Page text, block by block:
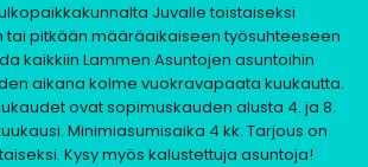
Juvalle toistaiseksi
pitkään määräaikaiseen työsuhteeseen
kaikkiin Lammen Asuntojen asuntoihin
aikana kolme vuokravapaata kuukautta.
ovat sopimuskauden alusta 4. ja 8.
Minimiasumisaika 4 kk. Tarjous on
Kysy myös kalustettuja asuntoja!